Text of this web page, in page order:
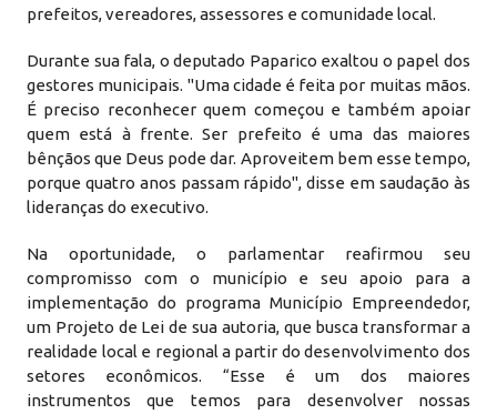
prefeitos, vereadores, assessores e comunidade local.
Durante sua fala, o deputado Paparico exaltou o papel dos
gestores municipais. "Uma cidade é feita por muitas mãos.
É preciso reconhecer quem começou e também apoiar
quem está à frente. Ser prefeito é uma das maiores
bênçãos que Deus pode dar. Aproveitem bem esse tempo,
porque quatro anos passam rápido", disse em saudação às
lideranças do executivo.
Na oportunidade, o parlamentar reafirmou seu
compromisso com o município e seu apoio para a
implementação do programa Município Empreendedor,
um Projeto de Lei de sua autoria, que busca transformar a
realidade local e regional a partir do desenvolvimento dos
setores econômicos. “Esse é um dos maiores
instrumentos que temos para desenvolver nossas